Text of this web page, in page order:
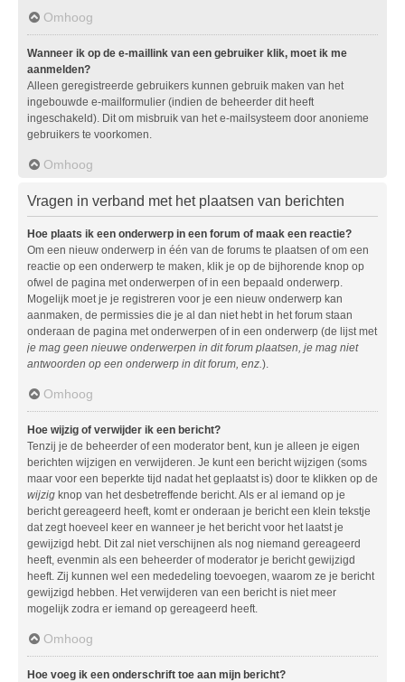
Omhoog
Wanneer ik op de e-maillink van een gebruiker klik, moet ik me
aanmelden?
Alleen geregistreerde gebruikers kunnen gebruik maken van het
ingebouwde e-mailformulier (indien de beheerder dit heeft
ingeschakeld). Dit om misbruik van het e-mailsysteem door anonieme
gebruikers te voorkomen.
Omhoog
Vragen in verband met het plaatsen van berichten
Hoe plaats ik een onderwerp in een forum of maak een reactie?
Om een nieuw onderwerp in één van de forums te plaatsen of om een
reactie op een onderwerp te maken, klik je op de bijhorende knop op
ofwel de pagina met onderwerpen of in een bepaald onderwerp.
Mogelijk moet je je registreren voor je een nieuw onderwerp kan
aanmaken, de permissies die je al dan niet hebt in het forum staan
onderaan de pagina met onderwerpen of in een onderwerp (de lijst met
je mag geen nieuwe onderwerpen in dit forum plaatsen, je mag niet
antwoorden op een onderwerp in dit forum, enz. ).
Omhoog
Hoe wijzig of verwijder ik een bericht?
Tenzij je de beheerder of een moderator bent, kun je alleen je eigen
berichten wijzigen en verwijderen. Je kunt een bericht wijzigen (soms
maar voor een beperkte tijd nadat het geplaatst is) door te klikken op de
wijzig knop van het desbetreffende bericht. Als er al iemand op je
bericht gereageerd heeft, komt er onderaan je bericht een klein tekstje
dat zegt hoeveel keer en wanneer je het bericht voor het laatst je
gewijzigd hebt. Dit zal niet verschijnen als nog niemand gereageerd
heeft, evenmin als een beheerder of moderator je bericht gewijzigd
heeft. Zij kunnen wel een mededeling toevoegen, waarom ze je bericht
gewijzigd hebben. Het verwijderen van een bericht is niet meer
mogelijk zodra er iemand op gereageerd heeft.
Omhoog
Hoe voeg ik een onderschrift toe aan mijn bericht?